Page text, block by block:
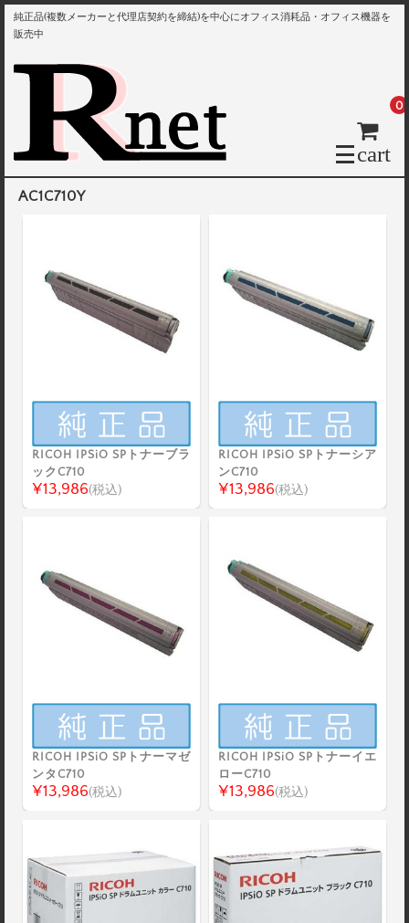
純正品(複数メーカーと代理店契約を締結)を中心にオフィス消耗品・オフィス機器を
販売中
cart
0
AC1C710Y
RICOH IPSiO SPトナーブラ
ックC710
¥13,986(税込)
RICOH IPSiO SPトナーシア
ンC710
¥13,986(税込)
RICOH IPSiO SPトナーマゼ
ンタC710
¥13,986(税込)
RICOH IPSiO SPトナーイエ
ローC710
¥13,986(税込)